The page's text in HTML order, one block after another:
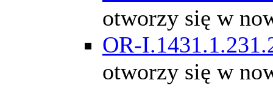
otworzy się w
OR-
otworzy się w